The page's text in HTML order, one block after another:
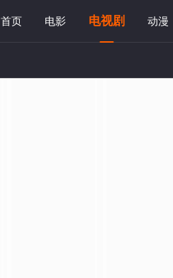
首页 电影 电视剧 动漫